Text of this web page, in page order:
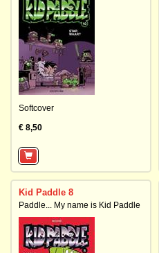
Softcover
€ 8,50
Kid Paddle 8
Paddle... My name is Kid Paddle